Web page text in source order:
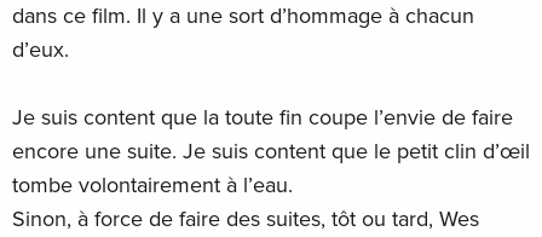
dans ce film. Il y a une sort d’hommage à chacun
d’eux.
Je suis content que la toute fin coupe l’envie de faire
encore une suite. Je suis content que le petit clin d’œil
tombe volontairement à l’eau.
Sinon, à force de faire des suites, tôt ou tard, Wes